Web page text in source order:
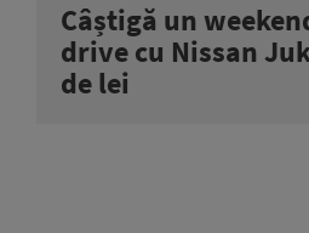
Câștigă un
drive cu Nissan
de lei